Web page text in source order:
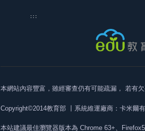
:::
本網站內容豐富，雖經審查仍有可能疏漏， 若有
Copyright©2014教育部 丨系統維運廠商：卡米爾
本站建議最佳瀏覽器版本為 Chrome 63+、